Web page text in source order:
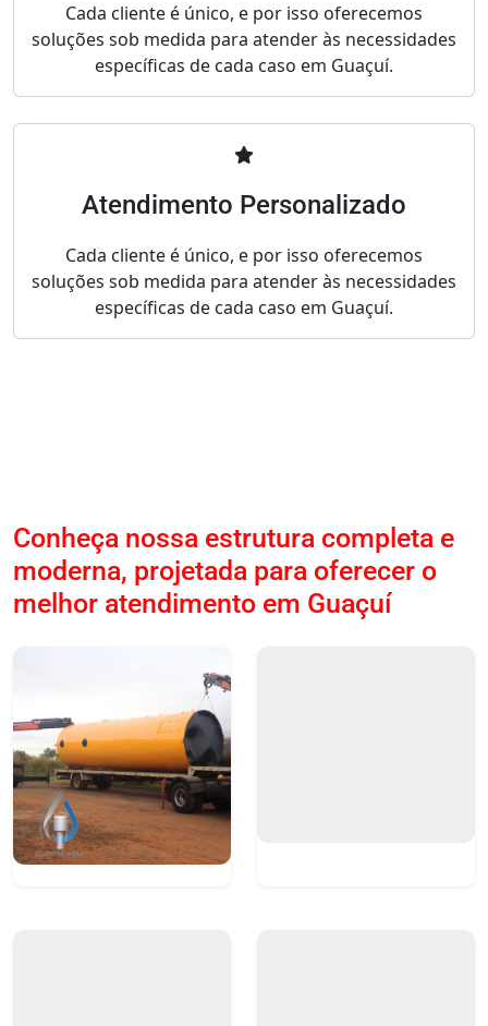
Cada cliente é único, e por isso oferecemos
soluções sob medida para atender às necessidades
específicas de cada caso em Guaçuí.
Atendimento Personalizado
Cada cliente é único, e por isso oferecemos
soluções sob medida para atender às necessidades
específicas de cada caso em Guaçuí.
Conheça nossa estrutura completa e
moderna, projetada para oferecer o
melhor atendimento em Guaçuí